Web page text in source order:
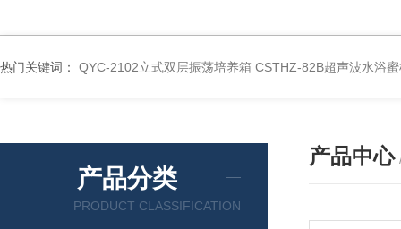
热门关键词： QYC-2102立式双层振荡培养箱 CSTHZ-82B超声波水浴
产品分类
PRODUCT CLASSIFICATION
产品中心